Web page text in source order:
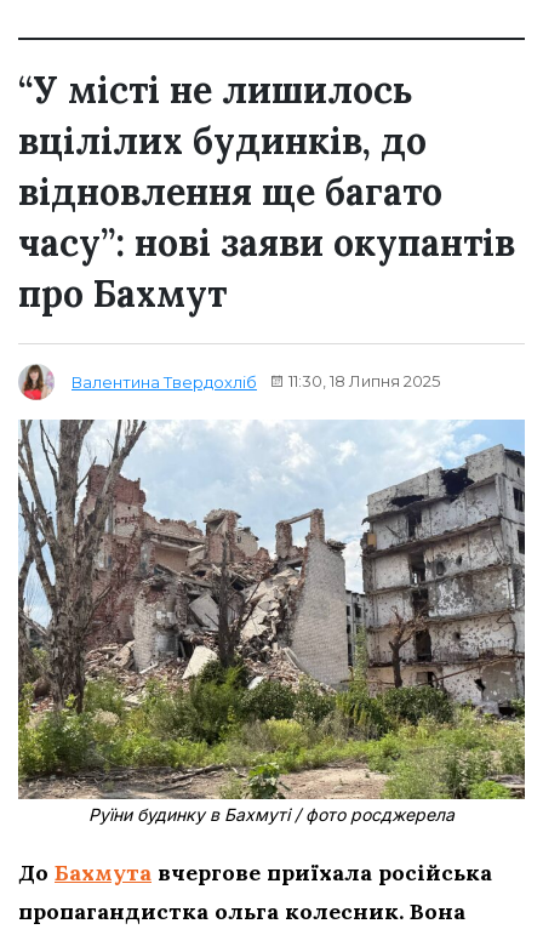
“У місті не лишилось
вцілілих будинків, до
відновлення ще багато
часу”: нові заяви окупантів
про Бахмут
Валентина Твердохліб 11:30, 18 Липня 2025
Руїни будинку в Бахмуті / фото росджерела
До Бахмута вчергове приїхала російська
пропагандистка ольга колесник. Вона